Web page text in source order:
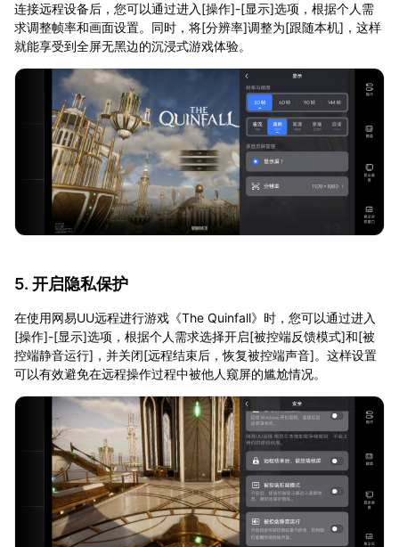
连接远程设备后，您可以通过进入[操作]-[显示]选项，根据个人需
求调整帧率和画面设置。同时，将[分辨率]调整为[跟随本机]，这样
就能享受到全屏无黑边的沉浸式游戏体验。
5. 开启隐私保护
在使用网易UU远程进行游戏《The Quinfall》时，您可以通过进入
[操作]-[显示]选项，根据个人需求选择开启[被控端反馈模式]和[被
控端静音运行]，并关闭[远程结束后，恢复被控端声音]。这样设置
可以有效避免在远程操作过程中被他人窥屏的尴尬情况。